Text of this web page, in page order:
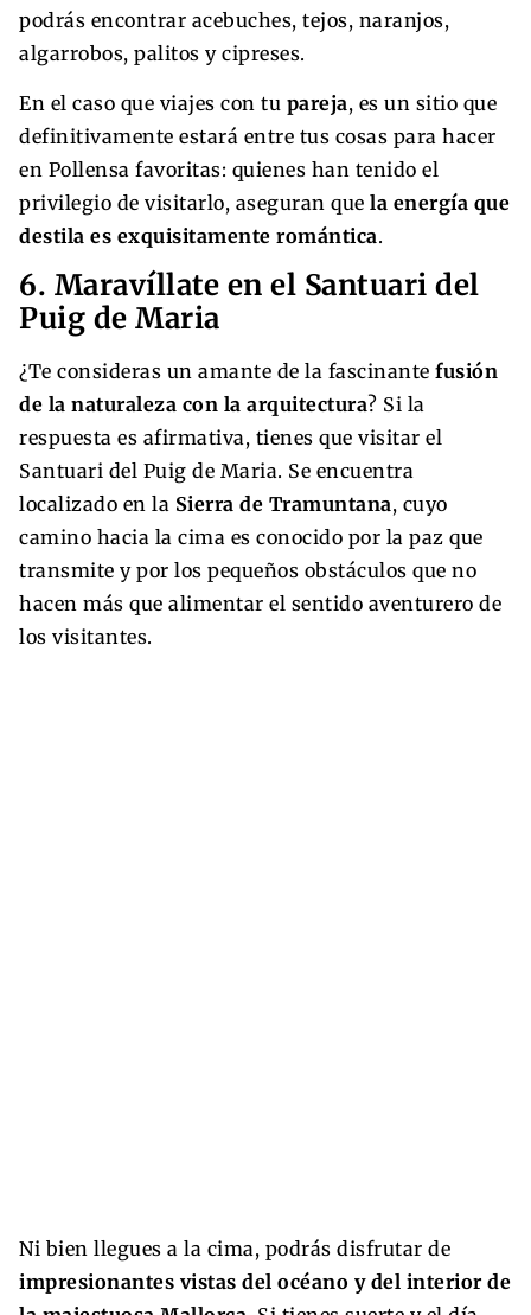
podrás encontrar acebuches, tejos, naranjos,
algarrobos, palitos y cipreses.
En el caso que viajes con tu pareja, es un sitio que
definitivamente estará entre tus cosas para hacer
en Pollensa favoritas: quienes han tenido el
privilegio de visitarlo, aseguran que la energía que
destila es exquisitamente romántica.
6. Maravíllate en el Santuari del
Puig de Maria
¿Te consideras un amante de la fascinante fusión
de la naturaleza con la arquitectura? Si la
respuesta es afirmativa, tienes que visitar el
Santuari del Puig de Maria. Se encuentra
localizado en la Sierra de Tramuntana, cuyo
camino hacia la cima es conocido por la paz que
transmite y por los pequeños obstáculos que no
hacen más que alimentar el sentido aventurero de
los visitantes.
Ni bien llegues a la cima, podrás disfrutar de
impresionantes vistas del océano y del interior de